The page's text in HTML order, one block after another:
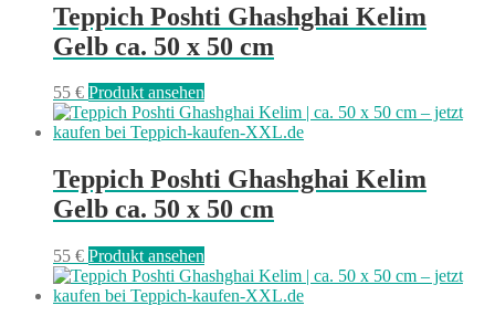
Teppich Poshti Ghashghai Kelim
Gelb ca. 50 x 50 cm
55 € Produkt ansehen
Teppich Poshti Ghashghai Kelim
Gelb ca. 50 x 50 cm
55 € Produkt ansehen